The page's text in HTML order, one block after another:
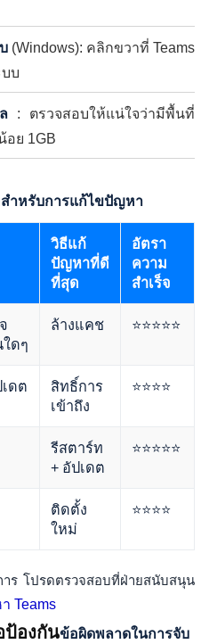
(Windows): คลิกขวาที่ Teams
บ
: ตรวจสอบให้แน่ใจว่ามีพื้นที่
อย 1GB
สำหรับการแก้ไขปัญหา
วิธีแก้
ปัญหาที่ดี
ที่สุด
อัตรา
ความ
สำเร็จ
ดๆ
ล้างแคช ⭐⭐⭐⭐⭐
ดต
สิทธิ์การ
เข้าถึง
⭐⭐⭐⭐
รีสตาร์ท
+ อัปเดต
⭐⭐⭐⭐⭐
ติดตั้ง
ใหม่
⭐⭐⭐⭐
าร โปรดตรวจสอบที่ฝ่ายสนับสนุน
Teams
ป้องกันข้อผิดพลาดในการจับ